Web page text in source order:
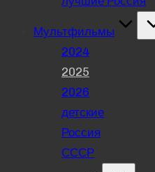
Мультфильмы
2024
2025
2026
детские
Россия
СССР